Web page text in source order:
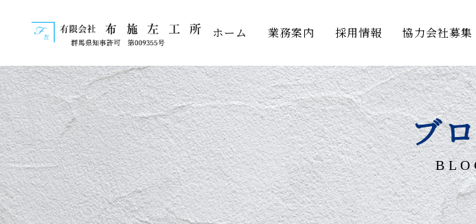
ホーム 業務案内 採用情報 協力会社募集
ブ